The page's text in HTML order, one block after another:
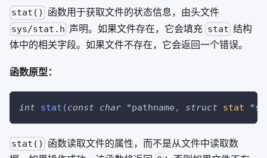
stat() 函数用于获取文件的状态信息，由头文件
sys/stat.h 声明。如果文件存在，它会填充 stat 结构
体中的相关字段。如果文件不存在，它会返回一个错误。
函数原型：
int stat (const char *pathname , struct stat *
stat()
函数读取文件的属性，而不是从文件中读取数